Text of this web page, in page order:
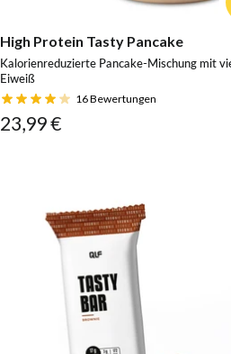
High Protein Tasty Pancake
Kalorienreduzierte Pancake-Mischung mit
Eiweiß
16Bewertungen
23,99 €